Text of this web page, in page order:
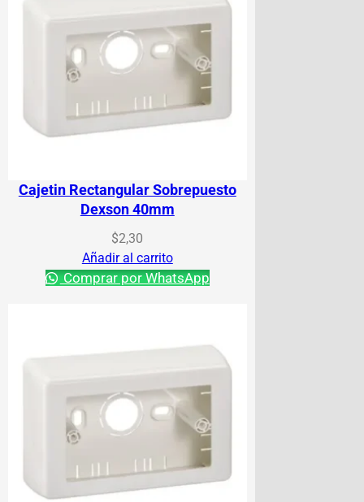
Cajetin Rectangular Sobrepuesto
Dexson 40mm
$2,30
Añadir al carrito
Comprar por WhatsApp